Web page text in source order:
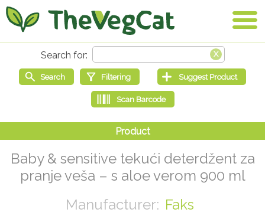
Baby & sensitive tekući deterdžent za
pranje veša – s aloe verom 900 ml
Faks